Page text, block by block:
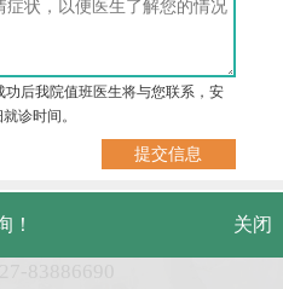
功后我院值班医生将与您联系，安
诊时间。
汉市硚口区解放大道479号
费电话：
！ 关闭